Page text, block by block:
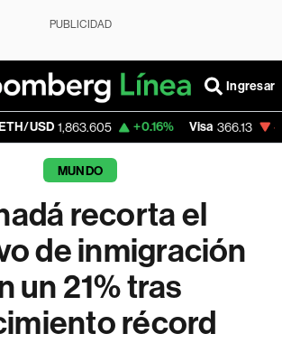
PUBLICIDAD
Ingresar
+0.16% Visa 366.13 -0.04%
MUNDO
recorta el
de inmigración
un 21% tras
récord